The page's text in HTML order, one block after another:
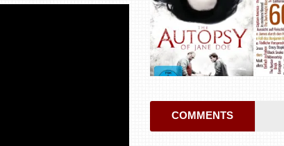
COMMENTS